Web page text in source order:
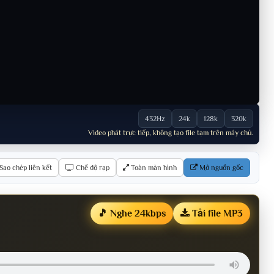
432Hz 24k 128k
320k
Video phát trực tiếp, không tạo file tạm trên máy chủ.
Sao chép liên kết Chế độ rạp Toàn màn hình Mở nguồn gốc
🎵 Nghe 24kbps Tải file MP3